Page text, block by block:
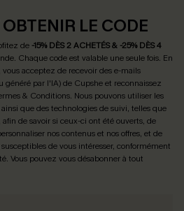
LE CODE
de -15% DÈS 2 ACHETÉS & -25% DÈS 4
Chaque code est valable une seule fois. En
acceptez de recevoir des e-mails
par l'IA) de Cupshe et reconnaissez
& Conditions. Nous pouvons utiliser les
que des technologies de suivi, telles que
de savoir si ceux-ci ont été ouverts, de
nos contenus et nos offres, et de
de vous intéresser, conformément
. Vous pouvez vous désabonner à tout